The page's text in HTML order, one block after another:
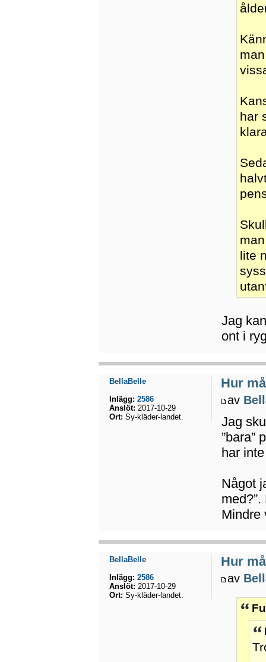
har
lite
Jag
ont i
Hur
av
Jag
”bara”
har
Något
Mindre
BellaBelle
Inlägg: 2586
Anslöt: 2017-10-29
Ort: Sy-kläder-landet.
Hur
av
BellaBelle
Inlägg: 2586
Anslöt: 2017-10-29
Ort: Sy-kläder-landet.